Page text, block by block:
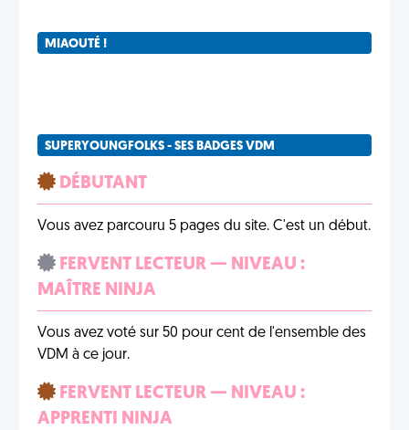
MIAOUTÉ !
SUPERYOUNGFOLKS - SES BADGES VDM
DÉBUTANT
Vous avez parcouru 5 pages du site. C'est un début.
FERVENT LECTEUR — NIVEAU :
MAÎTRE NINJA
Vous avez voté sur 50 pour cent de l'ensemble des
VDM à ce jour.
FERVENT LECTEUR — NIVEAU :
APPRENTI NINJA